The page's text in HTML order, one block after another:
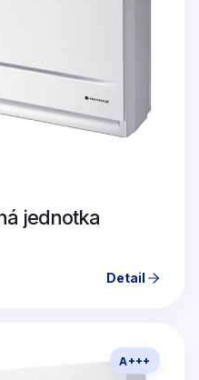
jednotka
Detail
A+++